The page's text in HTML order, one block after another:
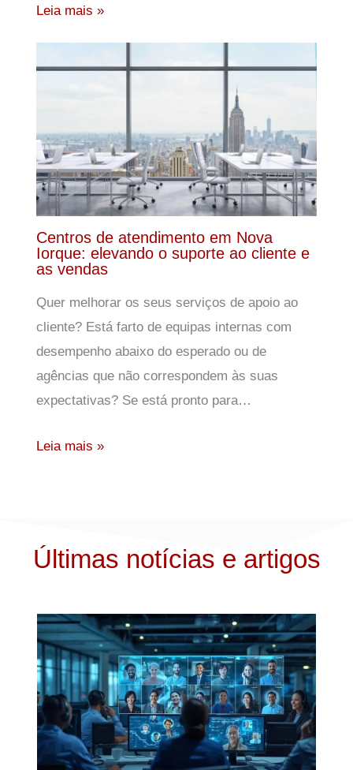
Leia mais »
Centros de atendimento em Nova
Iorque: elevando o suporte ao cliente e
as vendas
Quer melhorar os seus serviços de apoio ao
cliente? Está farto de equipas internas com
desempenho abaixo do esperado ou de
agências que não correspondem às suas
expectativas? Se está pronto para…
Leia mais »
Últimas notícias e artigos